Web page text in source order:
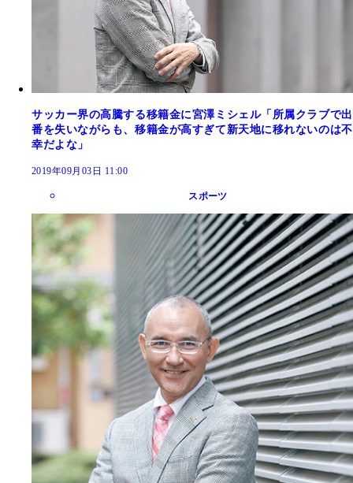
サッカー界の高騰する移籍金に宮澤ミシェル「所属クラブで出
番を失いながらも、移籍金が高すぎて新天地に移れないのは不
幸だよな」
2019年09月03日 11:00
スポーツ